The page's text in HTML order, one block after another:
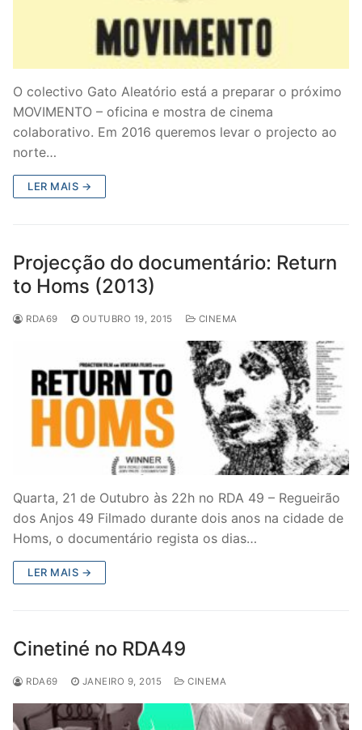
O colectivo Gato Aleatório está a preparar o próximo
MOVIMENTO – oficina e mostra de cinema
colaborativo. Em 2016 queremos levar o projecto ao
norte…
LER MAIS →
Projecção do documentário: Return
to Homs (2013)
RDA69 OUTUBRO 19, 2015 CINEMA
Quarta, 21 de Outubro às 22h no RDA 49 – Regueirão
dos Anjos 49 Filmado durante dois anos na cidade de
Homs, o documentário regista os dias…
LER MAIS →
Cinetiné no RDA49
RDA69 JANEIRO 9, 2015 CINEMA